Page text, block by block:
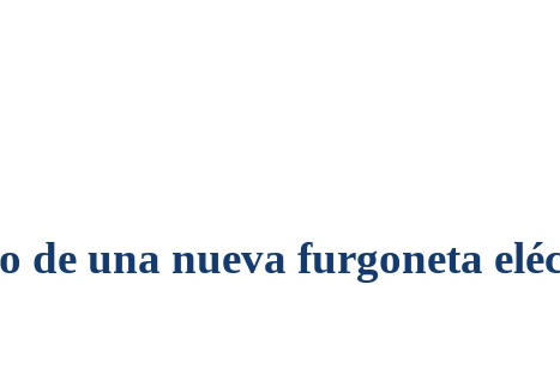
de una nueva furgoneta